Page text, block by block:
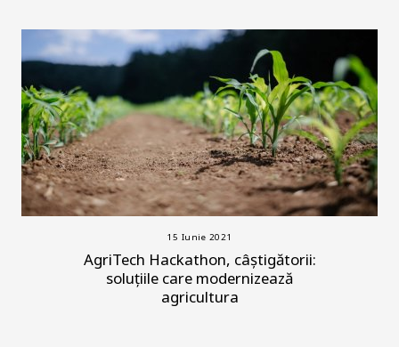
15 Iunie 2021
AgriTech Hackathon, câștigătorii:
soluțiile care modernizează
agricultura